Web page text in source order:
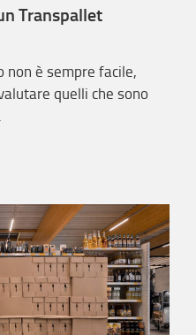
Transpallet
non è sempre facile,
quelli che sono